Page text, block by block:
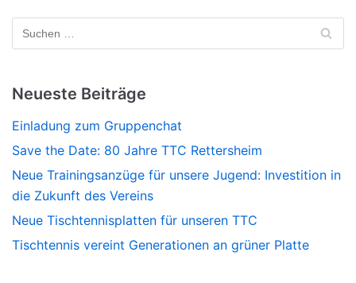
Neueste Beiträge
Einladung zum Gruppenchat
Save the Date: 80 Jahre TTC Rettersheim
Neue Trainingsanzüge für unsere Jugend: Investition in
die Zukunft des Vereins
Neue Tischtennisplatten für unseren TTC
Tischtennis vereint Generationen an grüner Platte